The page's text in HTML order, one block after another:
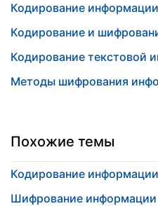
Кодирование информации
Кодирование и
Кодирование текстовой
Методы шифрования
Похожие темы
Кодирование информации
Шифрование информации